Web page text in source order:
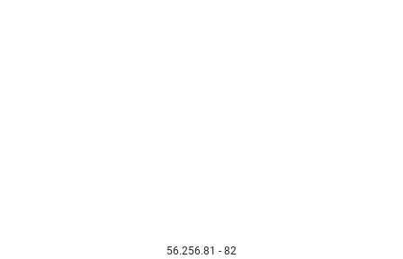
56.256.81 - 82